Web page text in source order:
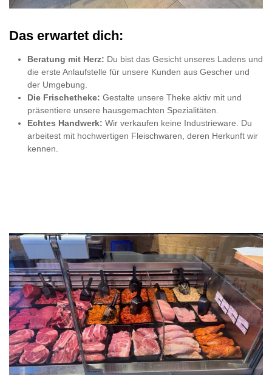
Das erwartet dich:
Beratung mit Herz: Du bist das Gesicht unseres Ladens und
die erste Anlaufstelle für unsere Kunden aus Gescher und
der Umgebung.
Die Frischetheke: Gestalte unsere Theke aktiv mit und
präsentiere unsere hausgemachten Spezialitäten.
Echtes Handwerk: Wir verkaufen keine Industrieware. Du
arbeitest mit hochwertigen Fleischwaren, deren Herkunft wir
kennen.